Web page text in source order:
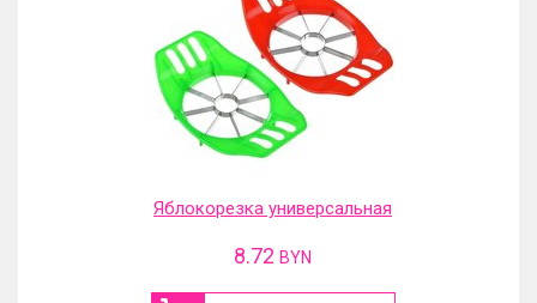
Яблокорезка универсальная
8.72 BYN